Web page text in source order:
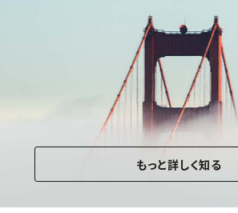
もっと詳しく知る